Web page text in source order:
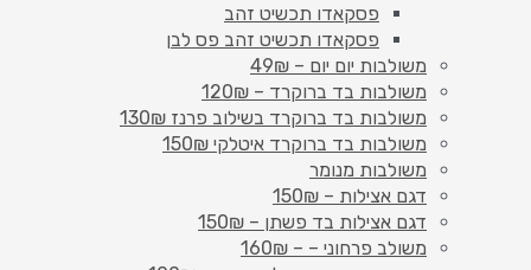
פסקאדו תכשיט זהב
פסקאדו תכשיט זהב פס לבן
משולבות יום יום – 49₪
משולבות בד ברוקרד – 120₪
משולבות בד ברוקרד בשילוב פרנז 130₪
משולבות בד ברוקרד איטלקי 150₪
משולבות מנומר
דגם אצילות – 150₪
דגם אצילות בד פשתן – 150₪
משולב פרחוני – – 160₪